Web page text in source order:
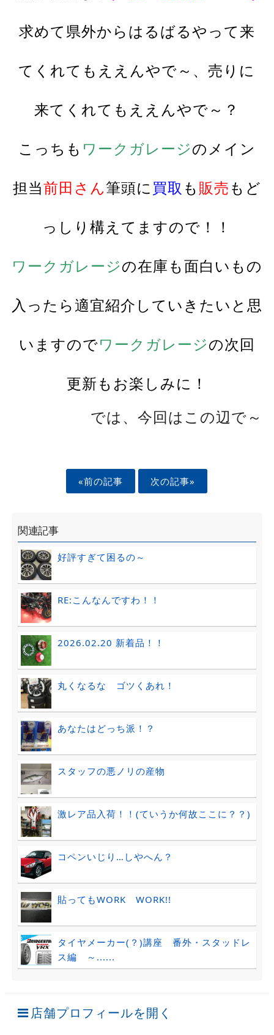
求めて県外からはるばるやって来
てくれてもええんやで～、売りに
来てくれてもええんやで～？
こっちも ワークガレージのメイン
担当前田さん筆頭に 買取 も 販売 もど
っしり構えてますので！！
ワークガレージの在庫 も面白いもの
入ったら適宜紹介していきたいと思
いますのでワークガレージの次回
更新もお楽しみに！
では、今回はこの辺で～
«前の記事 次の記事»
関連記事
好評すぎて困るの～
RE:こんなんですわ！！
2026.02.20 新着品！！
丸くなるな ゴツくあれ！
あなたはどっち派！？
スタッフの悪ノリの産物
激レア品入荷！！(ていうか何故ここに？？)
コペンいじり…しやへん？
貼ってもWORK WORK!!
タイヤメーカー(？)講座 番外・スタッドレ
ス編 ～......
店舗プロフィールを開く